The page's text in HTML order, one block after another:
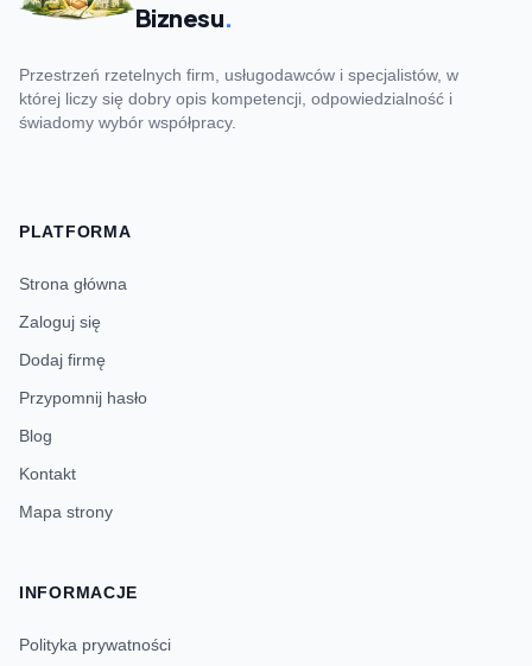
Biznesu.
Przestrzeń rzetelnych firm, usługodawców i specjalistów, w
której liczy się dobry opis kompetencji, odpowiedzialność i
świadomy wybór współpracy.
PLATFORMA
Strona główna
Zaloguj się
Dodaj firmę
Przypomnij hasło
Blog
Kontakt
Mapa strony
INFORMACJE
Polityka prywatności